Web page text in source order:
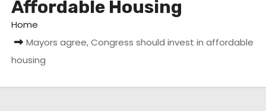
Affordable Housing
Home
Mayors agree, Congress should invest in affordable
housing